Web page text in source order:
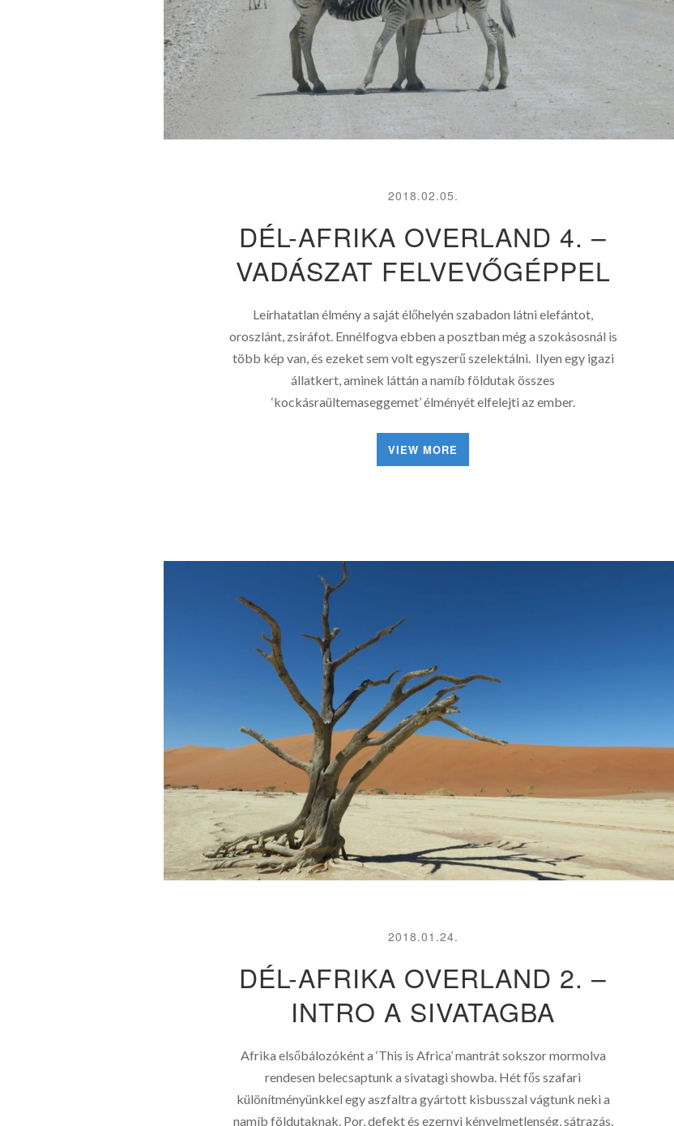
2018.02.05.
DÉL-AFRIKA OVERLAND 4. –
VADÁSZAT FELVEVŐGÉPPEL
Leírhatatlan élmény a saját élőhelyén szabadon látni elefántot,
oroszlánt, zsiráfot. Ennélfogva ebben a posztban még a szokásosnál is
több kép van, és ezeket sem volt egyszerű szelektálni. Ilyen egy igazi
állatkert, aminek láttán a namíb földutak összes
‘kockásraültemaseggemet’ élményét elfelejti az ember.
VIEW MORE
2018.01.24.
DÉL-AFRIKA OVERLAND 2. –
INTRO A SIVATAGBA
Afrika elsőbálozóként a ‘This is Africa’ mantrát sokszor mormolva
rendesen belecsaptunk a sivatagi showba. Hét fős szafari
különítményünkkel egy aszfaltra gyártott kisbusszal vágtunk neki a
namíb földutaknak. Por, defekt és ezernyi kényelmetlenség, sátrazás,